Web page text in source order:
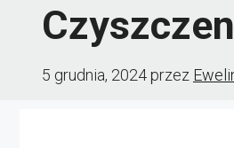
5 grudnia, 2024przez